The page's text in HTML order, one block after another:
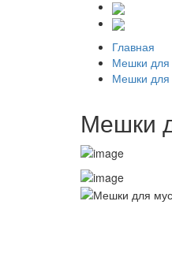
Главная
Мешки для
Мешки для
Мешки